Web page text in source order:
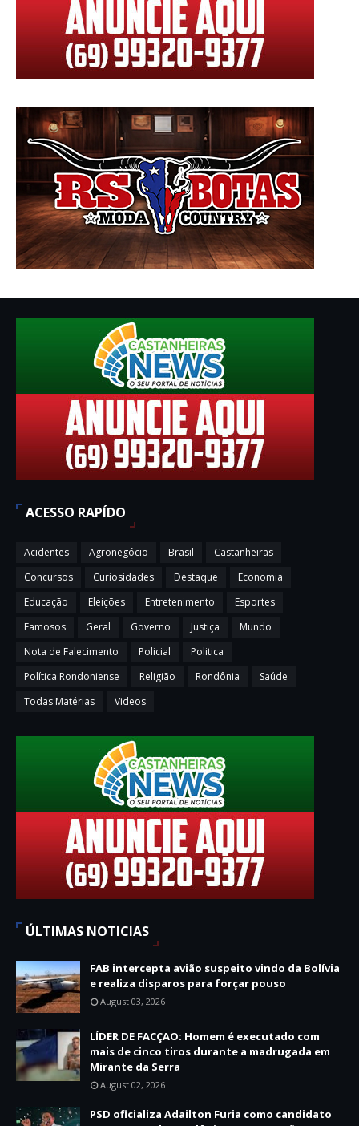
ACESSO RAPÍDO
Acidentes Agronegócio Brasil
Castanheiras
Concursos
Curiosidades Destaque
Economia
Educação
Eleições Entretenimento
Esportes
Famosos
Geral Governo Justiça
Mundo
Nota de Falecimento
Policial
Politica
Política Rondoniense
Religião Rondônia
Saúde
Todas Matérias
Videos
ÚLTIMAS NOTICIAS
FAB intercepta avião suspeito vindo da Bolívia
e realiza disparos para forçar pouso
August 03, 2026
LÍDER DE FACÇAO: Homem é executado com
mais de cinco tiros durante a madrugada em
Mirante da Serra
August 02, 2026
PSD oficializa Adailton Furia como candidato